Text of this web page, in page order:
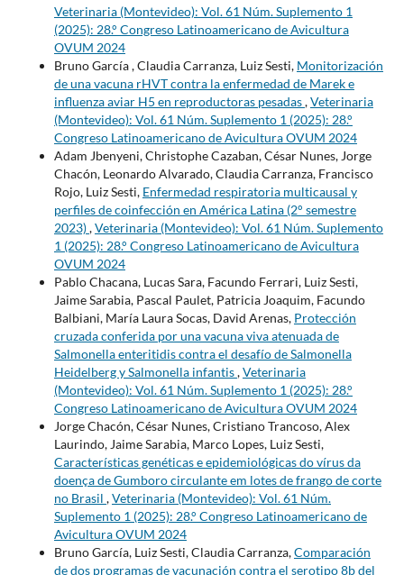
Veterinaria (Montevideo): Vol. 61 Núm. Suplemento 1
(2025): 28.° Congreso Latinoamericano de Avicultura
OVUM 2024
Bruno García , Claudia Carranza, Luiz Sesti, Monitorización
de una vacuna rHVT contra la enfermedad de Marek e
influenza aviar H5 en reproductoras pesadas,Veterinaria
(Montevideo): Vol. 61 Núm. Suplemento 1 (2025): 28.°
Congreso Latinoamericano de Avicultura OVUM 2024
Adam Jbenyeni, Christophe Cazaban, César Nunes, Jorge
Chacón, Leonardo Alvarado, Claudia Carranza, Francisco
Rojo, Luiz Sesti, Enfermedad respiratoria multicausal y
perfiles de coinfección en América Latina (2° semestre
2023),Veterinaria (Montevideo): Vol. 61 Núm. Suplemento
1 (2025): 28.° Congreso Latinoamericano de Avicultura
OVUM 2024
Pablo Chacana, Lucas Sara, Facundo Ferrari, Luiz Sesti,
Jaime Sarabia, Pascal Paulet, Patricia Joaquim, Facundo
Balbiani, María Laura Socas, David Arenas, Protección
cruzada conferida por una vacuna viva atenuada de
Salmonella enteritidis contra el desafío de Salmonella
Heidelberg y Salmonella infantis,Veterinaria
(Montevideo): Vol. 61 Núm. Suplemento 1 (2025): 28.°
Congreso Latinoamericano de Avicultura OVUM 2024
Jorge Chacón, César Nunes, Cristiano Trancoso, Alex
Laurindo, Jaime Sarabia, Marco Lopes, Luiz Sesti,
Características genéticas e epidemiológicas do vírus da
doença de Gumboro circulante em lotes de frango de corte
no Brasil ,Veterinaria (Montevideo): Vol. 61 Núm.
Suplemento 1 (2025): 28.° Congreso Latinoamericano de
Avicultura OVUM 2024
Bruno García, Luiz Sesti, Claudia Carranza,Comparación
de dos programas de vacunación contra el serotipo 8b del